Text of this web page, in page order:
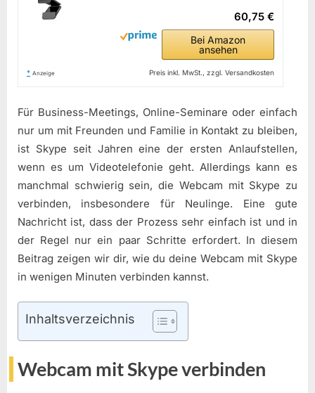
60,75 €
Bei Amazon
ansehen
* Anzeige Preis inkl. MwSt., zzgl. Versandkosten
Für Business-Meetings, Online-Seminare oder einfach
nur um mit Freunden und Familie in Kontakt zu bleiben,
ist Skype seit Jahren eine der ersten Anlaufstellen,
wenn es um Videotelefonie geht. Allerdings kann es
manchmal schwierig sein, die Webcam mit Skype zu
verbinden, insbesondere für Neulinge. Eine gute
Nachricht ist, dass der Prozess sehr einfach ist und in
der Regel nur ein paar Schritte erfordert. In diesem
Beitrag zeigen wir dir, wie du deine Webcam mit Skype
in wenigen Minuten verbinden kannst.
Inhaltsverzeichnis
Webcam mit Skype verbinden